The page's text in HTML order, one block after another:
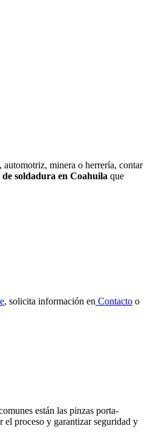
automotriz, minera o herrería, contar
de soldadura en Coahuila que
, solicita información en Contacto o
están las pinzas porta-
el proceso y garantizar seguridad y